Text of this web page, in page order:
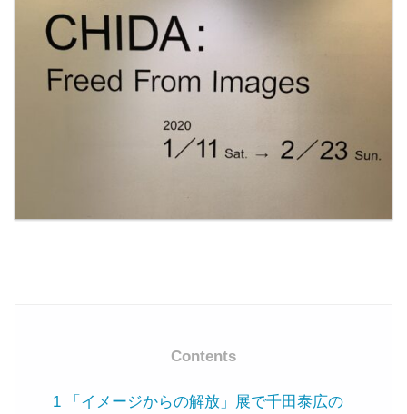
Contents
1 「イメージからの解放」展で千田泰広の